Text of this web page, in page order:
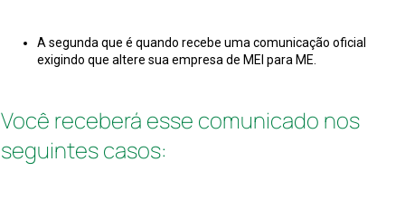
A segunda que é quando recebe uma comunicação oficial
exigindo que altere sua empresa de MEI para ME.
Você receberá esse comunicado nos
seguintes casos: